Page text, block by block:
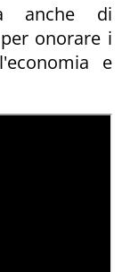
anche di
onorare i
e